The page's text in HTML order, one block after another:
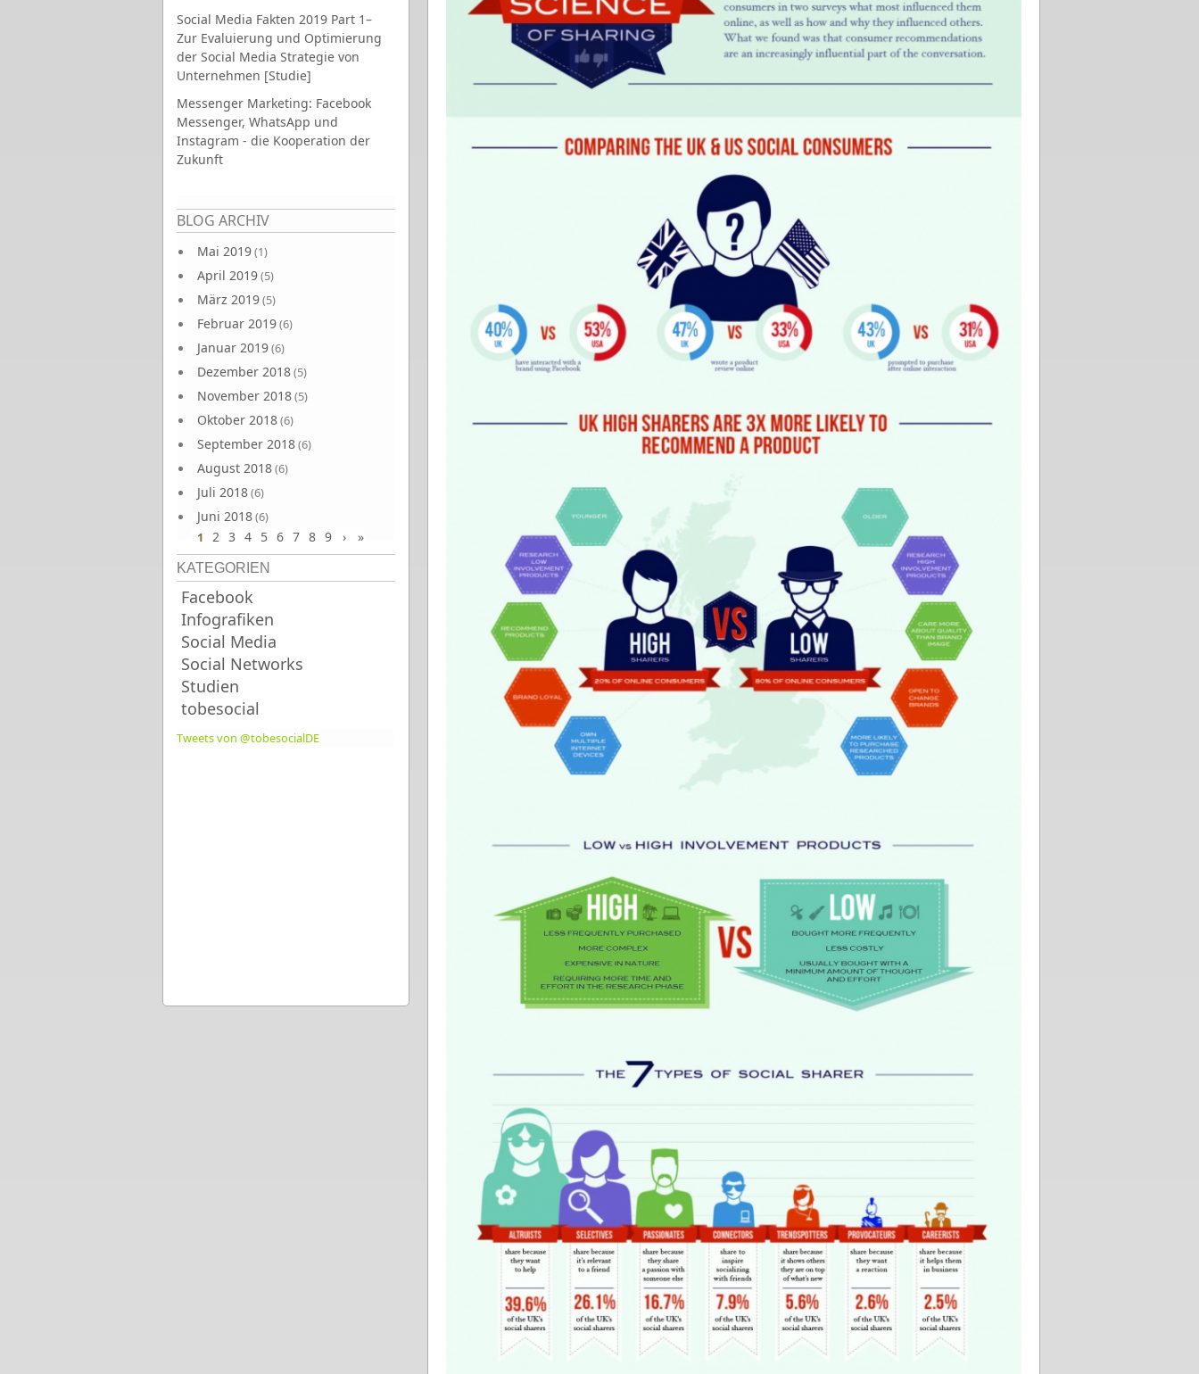
Social Media Fakten 2019 Part 1–
Zur Evaluierung und Optimierung
der Social Media Strategie von
Unternehmen [Studie]
Messenger Marketing: Facebook
Messenger, WhatsApp und
Instagram - die Kooperation der
Zukunft
BLOG ARCHIV
Mai 2019(1)
April 2019(5)
März 2019(5)
Februar 2019(6)
Januar 2019(6)
Dezember 2018(5)
November 2018(5)
Oktober 2018(6)
September 2018(6)
August 2018(6)
Juli 2018(6)
Juni 2018(6)
Seiten
1 2 3 4 5 6 7 8 9 › »
KATEGORIEN
Facebook
Infografiken
Social Media
Social Networks
Studien
tobesocial
Tweets von @tobesocialDE